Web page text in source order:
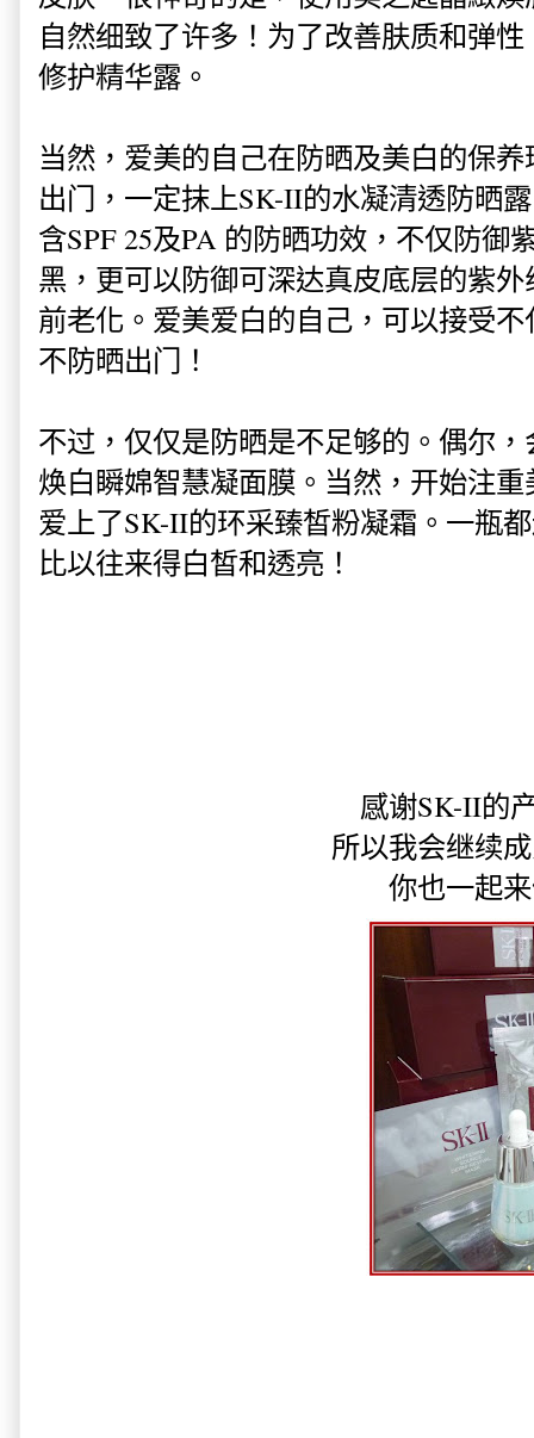
自然细致了许多！为了改善肤质和弹
修护精华露。
当然，爱美的自己在防晒及美白的保
出门，一定抹上SK-II的水凝清透防晒
含SPF 25及PA 的防晒功效，不仅防御
黑，更可以防御可深达真皮底层的紫
前老化。爱美爱白的自己，可以接受
不防晒出门！
不过，仅仅是防晒是不足够的。偶尔
焕白瞬婂智慧凝面膜。当然，开始注
爱上了SK-II的环采臻皙粉凝霜。一瓶
比以往来得白皙和透亮！
感谢SK-II的
所以我会继续
你也一起